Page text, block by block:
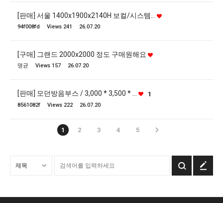
[판매] 서울 1400x1900x2140H 보컬/시스템…
94f008fd Views 241 26.07.20
[구매] 그랜드 2000x2000 정도 구매원해요
명균 Views 157 26.07.20
[판매] 모던방음부스 / 3,000 * 3,500 * … 1
8561082f Views 222 26.07.20
1 2 3 4 5